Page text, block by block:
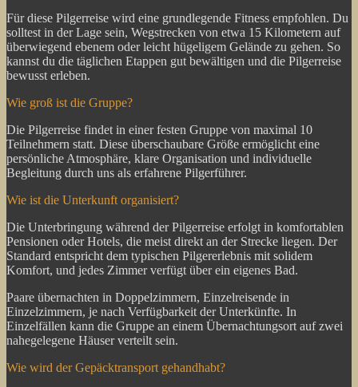
Für diese Pilgerreise wird eine grundlegende Fitness empfohlen. Du
solltest in der Lage sein, Wegstrecken von etwa 15 Kilometern auf
überwiegend ebenem oder leicht hügeligem Gelände zu gehen. So
kannst du die täglichen Etappen gut bewältigen und die Pilgerreise
bewusst erleben.
Wie groß ist die Gruppe?
Die Pilgerreise findet in einer festen Gruppe von maximal 10
Teilnehmern statt. Diese überschaubare Größe ermöglicht eine
persönliche Atmosphäre, klare Organisation und individuelle
Begleitung durch uns als erfahrene Pilgerführer.
Wie ist die Unterkunft organisiert?
Die Unterbringung während der Pilgerreise erfolgt in komfortablen
Pensionen oder Hotels, die meist direkt an der Strecke liegen. Der
Standard entspricht dem typischen Pilgererlebnis mit solidem
Komfort, und jedes Zimmer verfügt über ein eigenes Bad.
Paare übernachten in Doppelzimmern, Einzelreisende in
Einzelzimmern, je nach Verfügbarkeit der Unterkünfte. In
Einzelfällen kann die Gruppe an einem Übernachtungsort auf zwei
nahegelegene Häuser verteilt sein.
Wie wird der Gepäcktransport gehandhabt?